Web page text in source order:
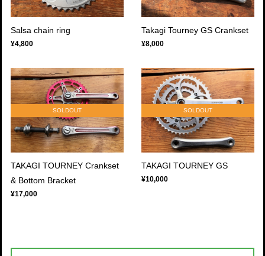
Salsa chain ring
¥4,800
Takagi Tourney GS Crankset
¥8,000
SOLDOUT
TAKAGI TOURNEY Crankset
& Bottom Bracket
¥17,000
SOLDOUT
TAKAGI TOURNEY GS
¥10,000